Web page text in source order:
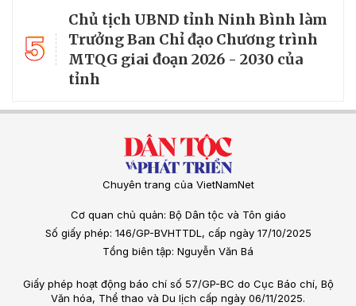
5
Chủ tịch UBND tỉnh Ninh Bình làm
Trưởng Ban Chỉ đạo Chương trình
MTQG giai đoạn 2026 - 2030 của
tỉnh
Chuyên trang của VietNamNet
Cơ quan chủ quản: Bộ Dân tộc và Tôn giáo
Số giấy phép: 146/GP-BVHTTDL, cấp ngày 17/10/2025
Tổng biên tập: Nguyễn Văn Bá
Giấy phép hoạt động báo chí số 57/GP-BC do Cục Báo chí, Bộ
Văn hóa, Thể thao và Du lịch cấp ngày 06/11/2025.